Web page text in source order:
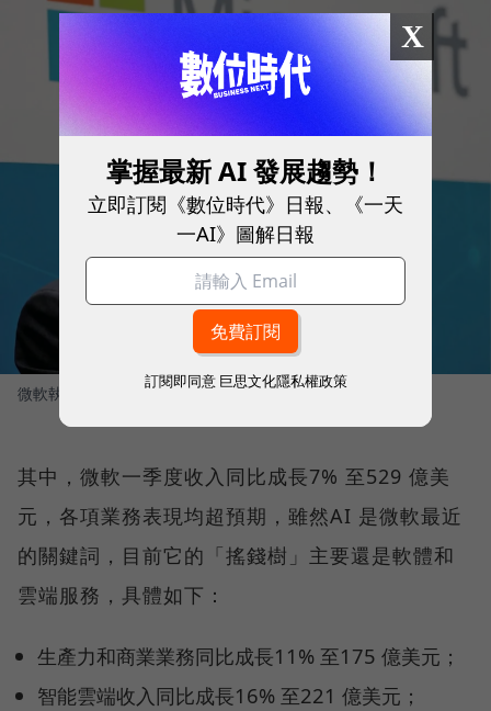
微軟執行長納德拉。 圖／ 財訊
其中，微軟一季度收入同比成長7% 至529 億美
元，各項業務表現均超預期，雖然AI 是微軟最近
的關鍵詞，目前它的「搖錢樹」主要還是軟體和
雲端服務，具體如下：
生產力和商業業務同比成長11% 至175 億美元；
智能雲端收入同比成長16% 至221 億美元；
X
掌握最新 AI 發展趨勢！
立即訂閱《數位時代》日報、《一天
一AI》圖解日報
訂閱即同意 巨思文化隱私權政策